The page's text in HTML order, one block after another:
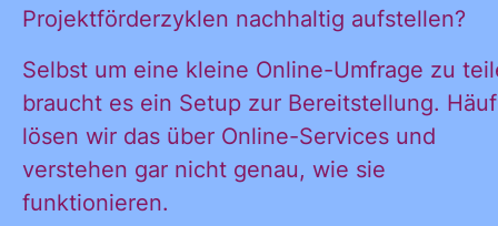
Projektförderzyklen nachhaltig aufstellen?
Selbst um eine kleine Online-Umfrage zu
braucht es ein Setup zur Bereitstellung.
lösen wir das über Online-Services und
verstehen gar nicht genau, wie sie
funktionieren.